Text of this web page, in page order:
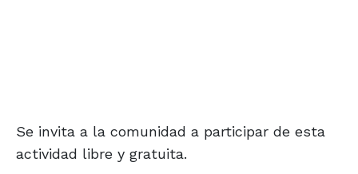
Se invita a la comunidad a participar de esta
actividad libre y gratuita.